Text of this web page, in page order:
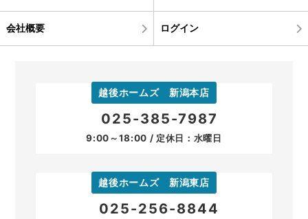
会社概要 ログイン
越後ホームズ 新潟本店
025-385-7987
9:00～18:00 / 定休日：水曜日
越後ホームズ 新潟東店
025-256-8844